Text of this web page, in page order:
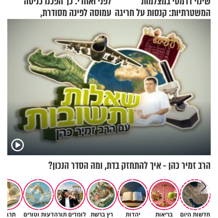
המשטרתיות: קנסות על חריגה
קלה של מהירות
עמוסה לפינה מסודרת,
הרב זמיר כהן - איך להתחזק בדת, ומה הסדר הנכון?
חדשות היום בריאות יהדות רץ ברשת לומדים תורהדעות וטורים